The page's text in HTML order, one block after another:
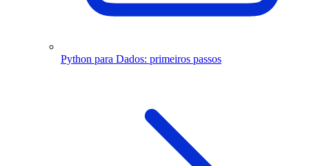
Python para Dados: primeiros passos